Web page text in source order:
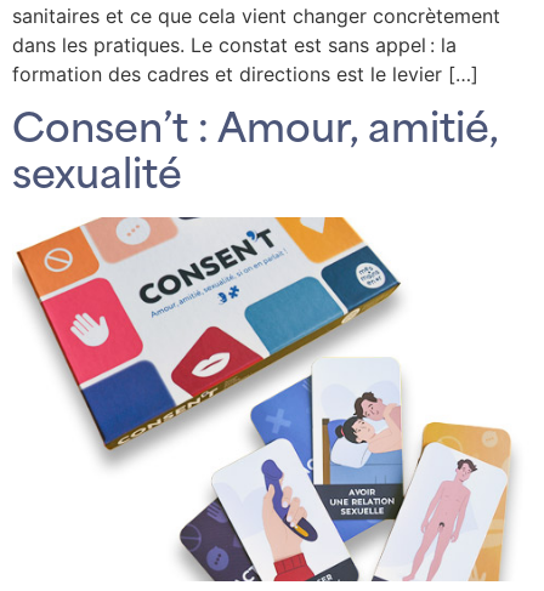
sanitaires et ce que cela vient changer concrètement
dans les pratiques. Le constat est sans appel : la
formation des cadres et directions est le levier […]
Consen’t : Amour, amitié,
sexualité